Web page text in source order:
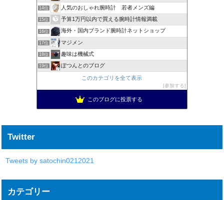
14位 人気のおしゃれ腕時計 若者メンズ編
15位 予算1万円以内で買える腕時計情報満載
16位 海外・国内ブランド腕時計ネットショップ
17位 マジメン
18位 趣味は機械式
19位 ぽつんとのブログ
このカテゴリを全て表示
参加する
このブログに投票する
Twitter
Tweets by satochin0212021
カテゴリー